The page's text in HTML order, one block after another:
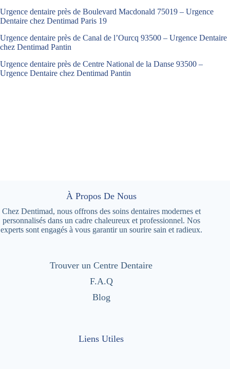
Urgence dentaire près de Boulevard Macdonald 75019 – Urgence
Dentaire chez Dentimad Paris 19
Urgence dentaire près de Canal de l’Ourcq 93500 – Urgence Dentaire
chez Dentimad Pantin
Urgence dentaire près de Centre National de la Danse 93500 –
Urgence Dentaire chez Dentimad Pantin
À Propos De Nous
Chez Dentimad, nous offrons des soins dentaires modernes et
personnalisés dans un cadre chaleureux et professionnel. Nos
experts sont engagés à vous garantir un sourire sain et radieux.
Trouver un Centre Dentaire
F.A.Q
Blog
Liens Utiles